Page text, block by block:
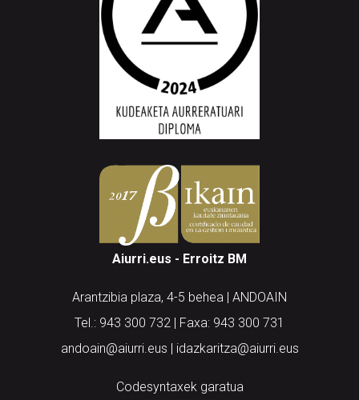
Aiurri.eus - Erroitz BM
Arantzibia plaza, 4-5 behea | ANDOAIN
Tel.: 943 300 732 | Faxa: 943 300 731
andoain@aiurri.eus | idazkaritza@aiurri.eus
Codesyntaxek garatua